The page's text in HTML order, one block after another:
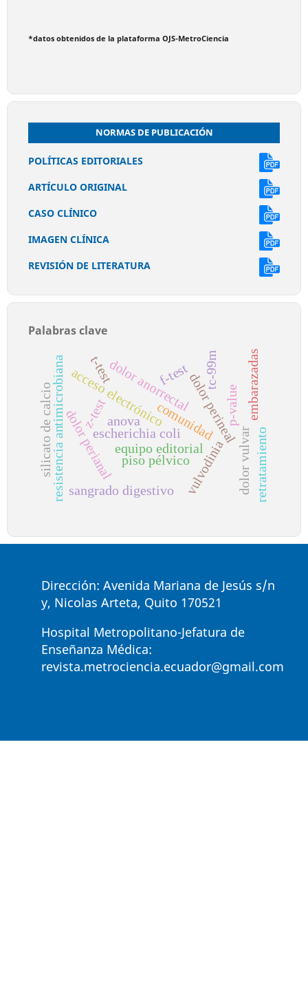
*datos obtenidos de la plataforma OJS-MetroCiencia
NORMAS DE PUBLICACIÓN
POLÍTICAS EDITORIALES
ARTÍCULO ORIGINAL
CASO CLÍNICO
IMAGEN CLÍNICA
REVISIÓN DE LITERATURA
Palabras clave
equipo editorial
acceso electrónicocomunidad
escherichia coli
resistencia antimicrobiana dolor perineal
vulvodinia dolor vulvar
dolor perianal piso pélvico
dolor anorrectal
retratamiento
silicato de calcio p-value
z-test
t-test
anova
f-test embarazadas
sangrado digestivo
tc-99m
Dirección: Avenida Mariana de Jesús s/n
y, Nicolas Arteta, Quito 170521
Hospital Metropolitano-Jefatura de
Enseñanza Médica:
revista.metrociencia.ecuador@gmail.com